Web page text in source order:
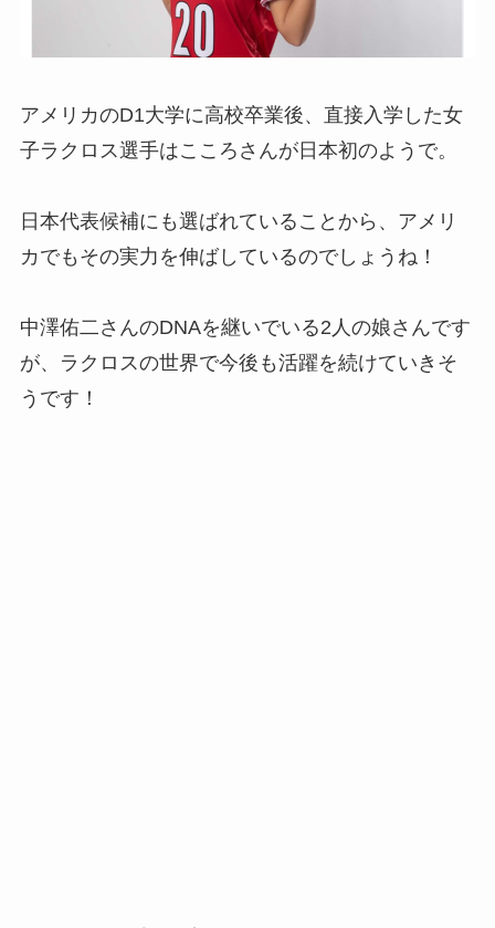
アメリカのD1大学に高校卒業後、直接入学した女
子ラクロス選手はこころさんが日本初のようで。
日本代表候補にも選ばれていることから、アメリ
カでもその実力を伸ばしているのでしょうね！
中澤佑二さんのDNAを継いでいる2人の娘さんです
が、ラクロスの世界で今後も活躍を続けていきそ
うです！